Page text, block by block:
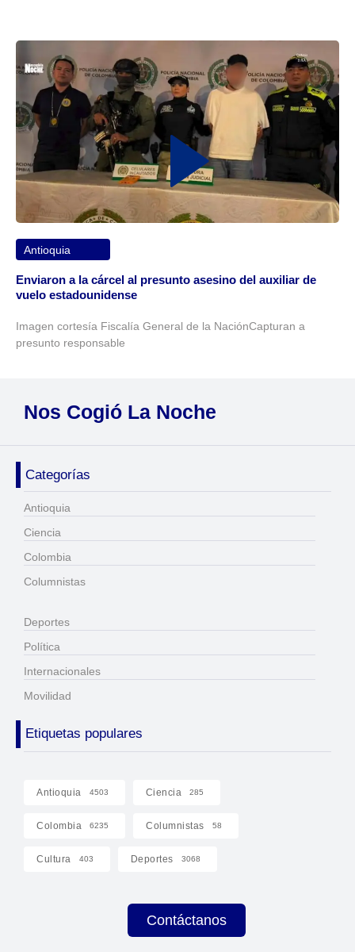
Antioquia
Enviaron a la cárcel al presunto asesino del auxiliar de
vuelo estadounidense
Imagen cortesía Fiscalía General de la NaciónCapturan a
presunto responsable
Nos Cogió La Noche
Categorías
Antioquia
Ciencia
Colombia
Columnistas
Deportes
Política
Internacionales
Movilidad
Etiquetas populares
Antioquia 4503 Ciencia 285
Colombia 6235 Columnistas 58
Cultura 403 Deportes 3068
Contáctanos